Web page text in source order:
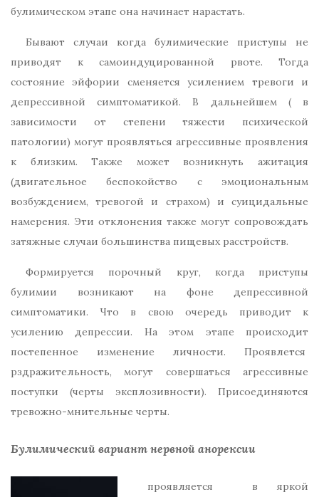
булимическом этапе она начинает нарастать.
Бывают случаи когда булимические приступы не
приводят к самоиндуцированной рвоте. Тогда
состояние эйфории сменяется усилением тревоги и
депрессивной симптоматикой. В дальнейшем ( в
зависимости от степени тяжести психической
патологии) могут проявляться агрессивные проявления
к близким. Также может возникнуть ажитация
(двигательное беспокойство с эмоциональным
возбуждением, тревогой и страхом) и суицидальные
намерения. Эти отклонения также могут сопровождать
затяжные случаи большинства пищевых расстройств.
Формируется порочный круг, когда приступы
булимии возникают на фоне депрессивной
симптоматики. Что в свою очередь приводит к
усилению депрессии. На этом этапе происходит
постепенное изменение личности. Проявлется
рздражительность, могут совершаться агрессивные
поступки (черты эксплозивности). Присоединяются
тревожно-мнительные черты.
Булимический вариант нервной анорексии
проявляется в яркой